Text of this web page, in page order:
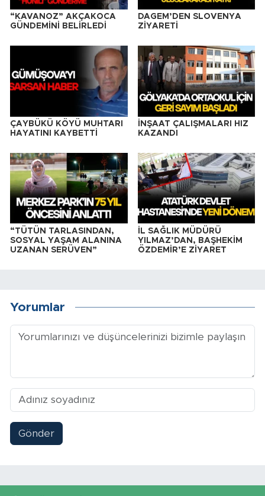
“KAVANOZ” AKÇAKOCA
GÜNDEMİNİ BELİRLEDİ
DAGEM’DEN SLOVENYA
ZİYARETİ
ÇAYBÜKÜ KÖYÜ MUHTARI
HAYATINI KAYBETTİ
İNŞAAT ÇALIŞMALARI HIZ
KAZANDI
“TÜTÜN TARLASINDAN,
SOSYAL YAŞAM ALANINA
UZANAN SERÜVEN”
İL SAĞLIK MÜDÜRÜ
YILMAZ’DAN, BAŞHEKİM
ÖZDEMİR’E ZİYARET
Yorumlar
Gönder